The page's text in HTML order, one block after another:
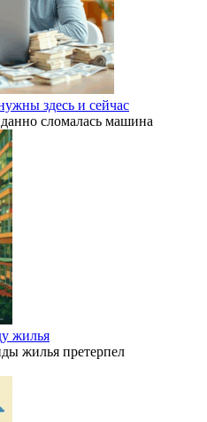
здесь и сейчас
сломалась машина
жилья
жилья претерпел